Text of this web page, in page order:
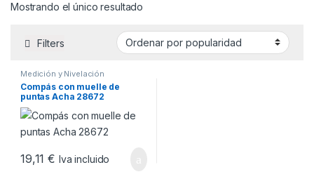
Mostrando el único resultado
Filters
Medición y Nivelación
Compás con muelle de
puntas Acha 28672
19,11€ Iva incluido